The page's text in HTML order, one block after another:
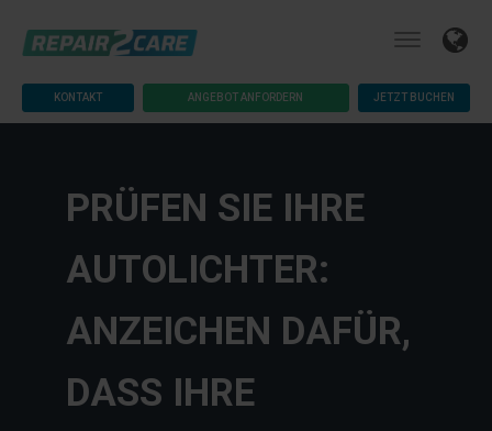
KONTAKT ANGEBOT ANFORDERN JETZT BUCHEN
PRÜFEN SIE IHRE
AUTOLICHTER:
ANZEICHEN DAFÜR,
DASS IHRE